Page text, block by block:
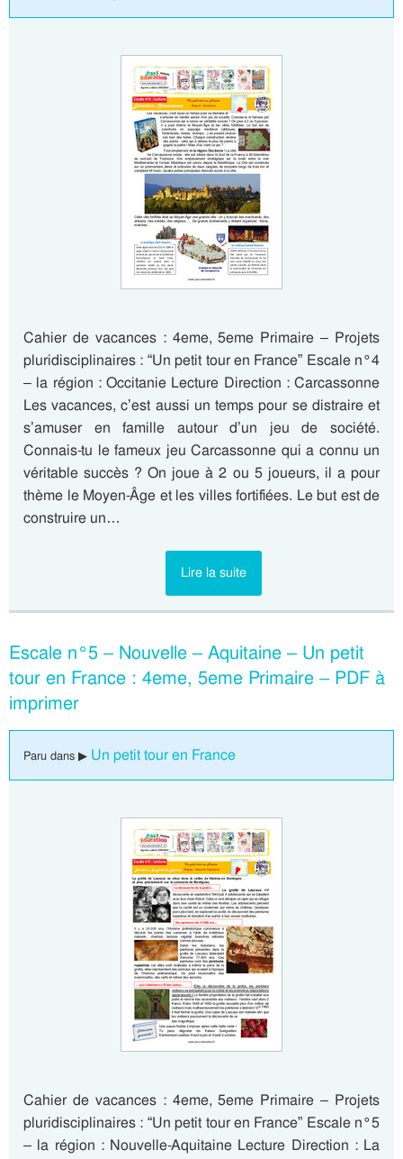
Cahier de vacances : 4eme, 5eme Primaire – Projets
pluridisciplinaires : “Un petit tour en France” Escale n°4
– la région : Occitanie Lecture Direction : Carcassonne
Les vacances, c’est aussi un temps pour se distraire et
s’amuser en famille autour d’un jeu de société.
Connais-tu le fameux jeu Carcassonne qui a connu un
véritable succès ? On joue à 2 ou 5 joueurs, il a pour
thème le Moyen-Âge et les villes fortifiées. Le but est de
construire un…
Lire la suite
Escale n°5 – Nouvelle – Aquitaine – Un petit
tour en France : 4eme, 5eme Primaire – PDF à
imprimer
Paru dans ▶ Un petit tour en France
Cahier de vacances : 4eme, 5eme Primaire – Projets
pluridisciplinaires : “Un petit tour en France” Escale n°5
– la région : Nouvelle-Aquitaine Lecture Direction : La